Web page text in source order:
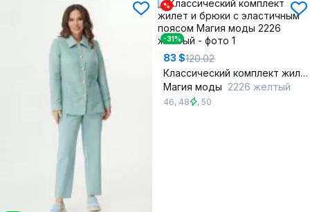
%
-31%
83 $120.02
Классический комплект жилет и брюки с эластичным поясом
Магия моды 2226 желтый
46, 48 , 50